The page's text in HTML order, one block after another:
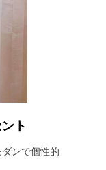
ト
ンで個性的